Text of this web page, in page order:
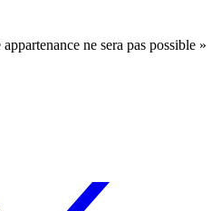
ne sera pas possible »